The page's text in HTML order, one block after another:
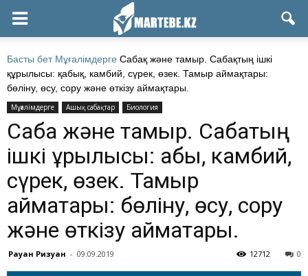
Басты бет Мұғалімдерге Сабақ және тамыр. Сабақтың ішкі
құрылысы: қабық, камбий, сүрек, өзек. Тамыр аймақтары:
бөліну, өсу, сору және өткізу аймақтары.
Мұғалімдерге Ашық сабақтар Биология
Сабақ және тамыр. Сабақтың
ішкі құрылысы: қабық, камбий,
сүрек, өзек. Тамыр
аймақтары: бөліну, өсу, сору
және өткізу аймақтары.
Рауан Ризуан - 09.09.2019 0
12712